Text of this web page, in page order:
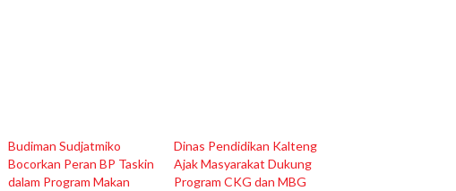
Budiman Sudjatmiko
Bocorkan Peran BP Taskin
dalam Program Makan
Dinas Pendidikan Kalteng
Ajak Masyarakat Dukung
Program CKG dan MBG